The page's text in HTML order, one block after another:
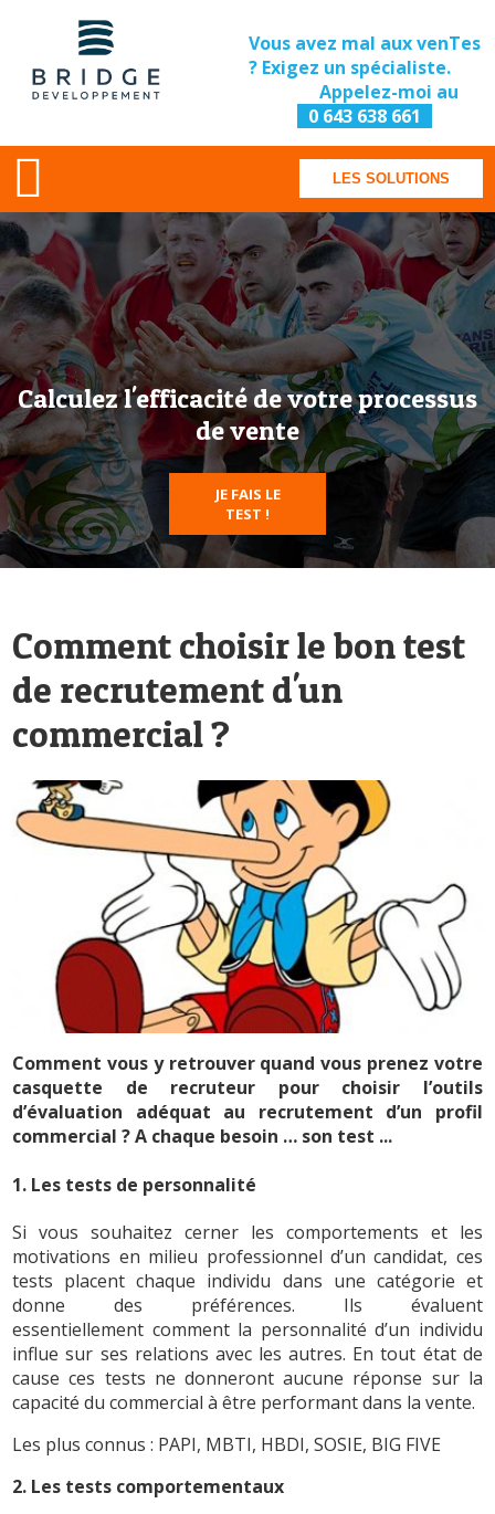
Vous avez mal aux venTes
? Exigez un spécialiste.
Appelez-moi au
0 643 638 661
LES SOLUTIONS
Calculez l'efficacité de votre processus
de vente
JE FAIS LE
TEST !
Comment choisir le bon test
de recrutement d'un
commercial ?
Comment vous y retrouver quand vous prenez votre
casquette de recruteur pour choisir l’outils
d’évaluation adéquat au recrutement d’un profil
commercial ? A chaque besoin … son test ...
1. Les tests de personnalité
Si vous souhaitez cerner les comportements et les
motivations en milieu professionnel d’un candidat, ces
tests placent chaque individu dans une catégorie et
donne des préférences. Ils évaluent
essentiellement comment la personnalité d’un individu
influe sur ses relations avec les autres. En tout état de
cause ces tests ne donneront aucune réponse sur la
capacité du commercial à être performant dans la vente.
Les plus connus : PAPI, MBTI, HBDI, SOSIE, BIG FIVE
2. Les tests comportementaux